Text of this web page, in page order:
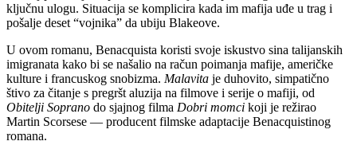
ključnu ulogu. Situacija se komplicira kada im mafija uđe u trag i
pošalje deset “vojnika” da ubiju Blakeove.
U ovom romanu, Benacquista koristi svoje iskustvo sina talijanskih
imigranata kako bi se našalio na račun poimanja mafije, američke
kulture i francuskog snobizma. Malavita je duhovito, simpatično
štivo za čitanje s pregršt aluzija na filmove i serije o mafiji, od
Obitelji Soprano do sjajnog filma Dobri momci koji je režirao
Martin Scorsese — producent filmske adaptacije Benacquistinog
romana.